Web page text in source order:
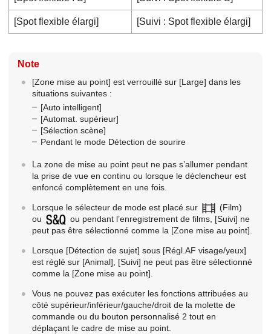
[Spot flexible élargi] [Suivi : Spot flexible élargi]
Note
[Zone mise au point] est verrouillé sur [Large] dans les
situations suivantes :
[Auto intelligent]
[Automat. supérieur]
[Sélection scène]
Pendant le mode Détection de sourire
La zone de mise au point peut ne pas s’allumer pendant
la prise de vue en continu ou lorsque le déclencheur est
enfoncé complètement en une fois.
Lorsque le sélecteur de mode est placé sur (Film)
ou
ou pendant l’enregistrement de films, [Suivi] ne
peut pas être sélectionné comme la [Zone mise au point].
Lorsque [Détection de sujet] sous [Régl.AF visage/yeux]
est réglé sur [Animal], [Suivi] ne peut pas être sélectionné
comme la [Zone mise au point].
Vous ne pouvez pas exécuter les fonctions attribuées au
côté supérieur/inférieur/gauche/droit de la molette de
commande ou du bouton personnalisé 2 tout en
déplaçant le cadre de mise au point.